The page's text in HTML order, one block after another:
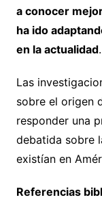
a conocer
ha ido
en la actualidad.
Las
sobre el origen
responder una
debatida sobre
existían en
Referencias